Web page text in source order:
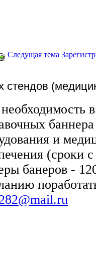
Следущая тема
стендов
и
(сроки
банеров -